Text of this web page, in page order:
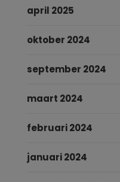
april 2025
oktober 2024
september 2024
maart 2024
februari 2024
januari 2024